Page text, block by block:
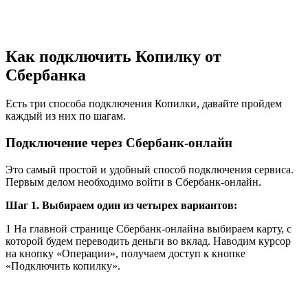
Как подключить Копилку от
Сбербанка
Есть три способа подключения Копилки, давайте пройдем
каждый из них по шагам.
Подключение через Сбербанк-онлайн
Это самый простой и удобный способ подключения сервиса.
Первым делом необходимо войти в Сбербанк-онлайн.
Шаг 1. Выбираем один из четырех вариантов:
1 На главной странице Сбербанк-онлайна выбираем карту, с
которой будем переводить деньги во вклад. Наводим курсор
на кнопку «Операции», получаем доступ к кнопке
«Подключить копилку».